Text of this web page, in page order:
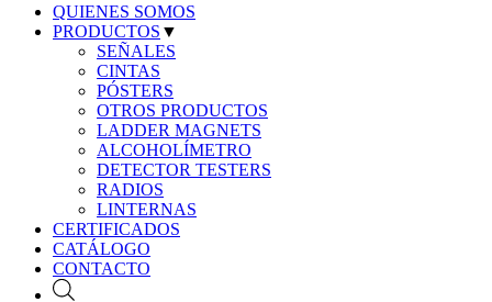
QUIENES SOMOS
PRODUCTOS ▼
SEÑALES
CINTAS
PÓSTERS
OTROS PRODUCTOS
LADDER MAGNETS
ALCOHOLÍMETRO
DETECTOR TESTERS
RADIOS
LINTERNAS
CERTIFICADOS
CATÁLOGO
CONTACTO